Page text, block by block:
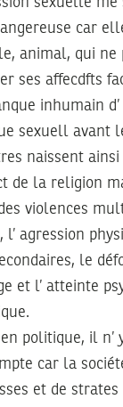
car
animal, qui ne
ses affecdfts
inhumain
sexuell avant
naissent
de la religion
violences
l’ agression
le
et l’ atteinte
en politique, il n’
car la
et de